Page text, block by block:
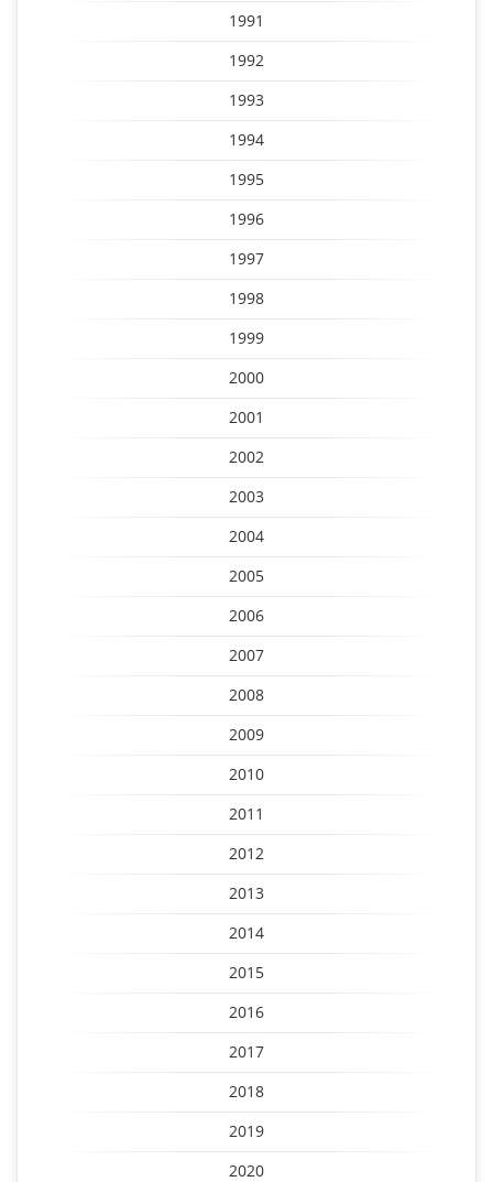
1991
1992
1993
1994
1995
1996
1997
1998
1999
2000
2001
2002
2003
2004
2005
2006
2007
2008
2009
2010
2011
2012
2013
2014
2015
2016
2017
2018
2019
2020